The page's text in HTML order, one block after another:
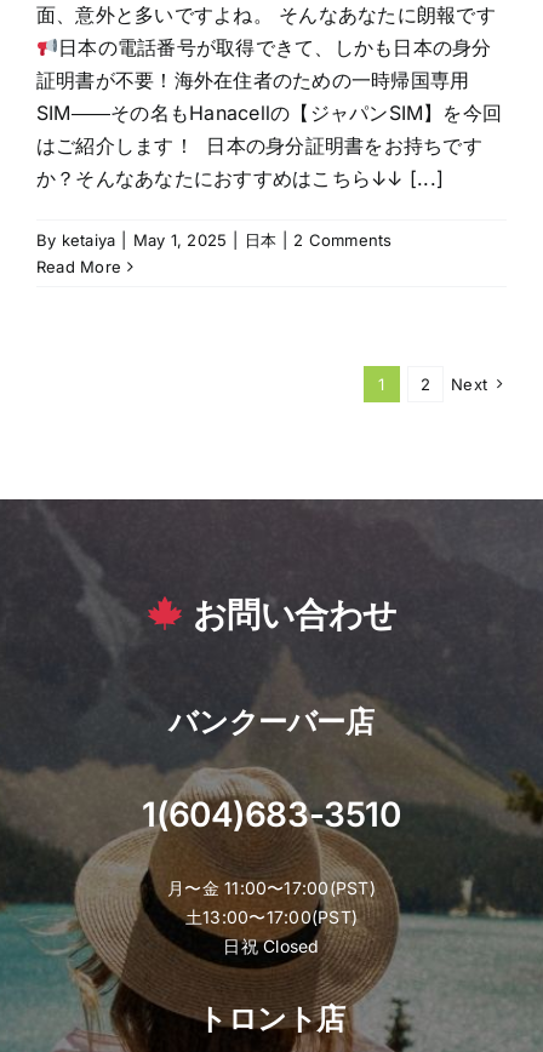
面、意外と多いですよね。 そんなあなたに朗報です
日本の電話番号が取得できて、しかも日本の身分
証明書が不要！海外在住者のための一時帰国専用
SIM――その名もHanacellの【ジャパンSIM】を今回
はご紹介します！ 日本の身分証明書をお持ちです
か？そんなあなたにおすすめはこちら↓↓ [...]
By ketaiya May 1, 2025 日本
2 Comments
Read More
1 2 Next
お問い合わせ
バンクーバー店
1(604)683-3510
月〜金 11:00〜17:00(PST)
土13:00〜17:00(PST)
日祝 Closed
トロント店